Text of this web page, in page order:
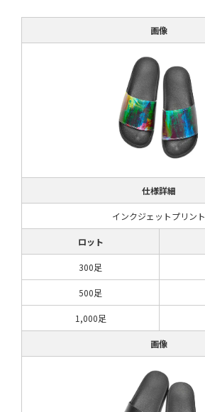
画像
仕様詳細
インクジェットプリント
ロット
300足
500足
1,000足
画像